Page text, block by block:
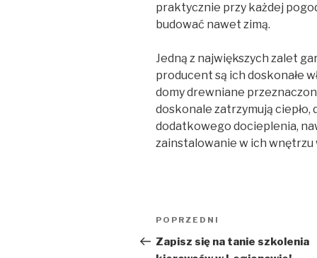
praktycznie przy każdej
budować nawet zimą.
Jedną z największych zalet
producent są ich doskonałe
domy drewniane
doskonale zatrzymują ciepło,
dodatkowego docieplenia,
zainstalowanie w ich wnętrzu
Nawigacja
wpisu
Poprzedni
wpis
POPRZEDNI
Zapisz się na tanie szkolenia